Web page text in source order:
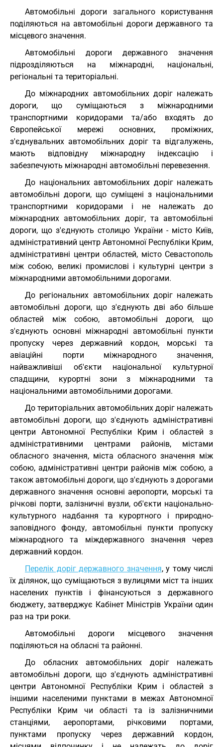
Автомобільні дороги загального користування
поділяються на автомобільні дороги державного та
місцевого значення.
Автомобільні дороги державного значення
підрозділяються на міжнародні, національні,
регіональні та територіальні.
До міжнародних автомобільних доріг належать
дороги, що суміщаються з міжнародними
транспортними коридорами та/або входять до
Європейської мережі основних, проміжних,
з'єднувальних автомобільних доріг та відгалужень,
мають відповідну міжнародну індексацію і
забезпечують міжнародні автомобільні перевезення.
До національних автомобільних доріг належать
автомобільні дороги, що суміщені з національними
транспортними коридорами і не належать до
міжнародних автомобільних доріг, та автомобільні
дороги, що з'єднують столицю України - місто Київ,
адміністративний центр Автономної Республіки Крим,
адміністративні центри областей, місто Севастополь
між собою, великі промислові і культурні центри з
міжнародними автомобільними дорогами.
До регіональних автомобільних доріг належать
автомобільні дороги, що з'єднують дві або більше
областей між собою, автомобільні дороги, що
з'єднують основні міжнародні автомобільні пункти
пропуску через державний кордон, морські та
авіаційні порти міжнародного значення,
найважливіші об'єкти національної культурної
спадщини, курортні зони з міжнародними та
національними автомобільними дорогами.
До територіальних автомобільних доріг належать
автомобільні дороги, що з'єднують адміністративні
центри Автономної Республіки Крим і областей з
адміністративними центрами районів, містами
обласного значення, міста обласного значення між
собою, адміністративні центри районів між собою, а
також автомобільні дороги, що з'єднують з дорогами
державного значення основні аеропорти, морські та
річкові порти, залізничні вузли, об'єкти національно-
культурного надбання та курортного і природно-
заповідного фонду, автомобільні пункти пропуску
міжнародного та міждержавного значення через
державний кордон.
Перелік доріг державного значення, у тому числі
їх ділянок, що суміщаються з вулицями міст та інших
населених пунктів і фінансуються з державного
бюджету, затверджує Кабінет Міністрів України один
раз на три роки.
Автомобільні дороги місцевого значення
поділяються на обласні та районні.
До обласних автомобільних доріг належать
автомобільні дороги, що з'єднують адміністративні
центри Автономної Республіки Крим і областей з
іншими населеними пунктами в межах Автономної
Республіки Крим чи області та із залізничними
станціями, аеропортами, річковими портами,
пунктами пропуску через державний кордон,